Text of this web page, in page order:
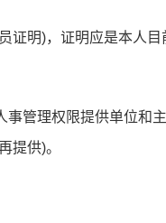
明)，证明应是本人
管理权限提供单位和
提供)。